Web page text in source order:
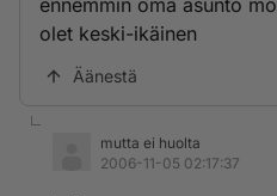
ennemmin oma asunto
olet keski-ikäinen
Äänestä
mutta ei huolta
2006-11-05 02:17:37